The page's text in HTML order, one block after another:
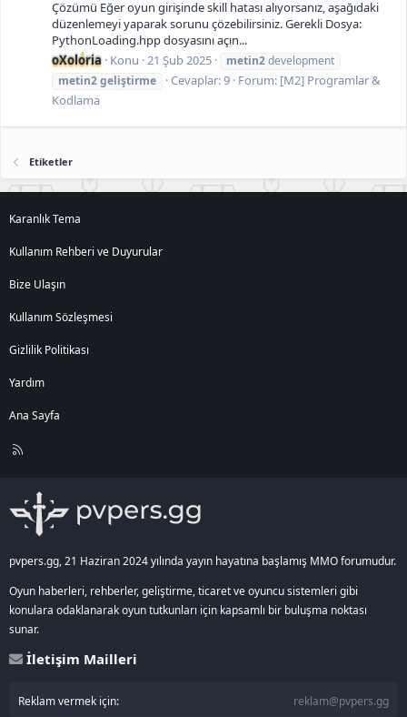
Çözümü Eğer oyun girişinde skill hatası alıyorsanız, aşağıdaki
düzenlemeyi yaparak sorunu çözebilirsiniz. Gerekli Dosya:
PythonLoading.hpp dosyasını açın...
oXoloria Konu 21 Şub 2025 metin2development
metin2geliştirme Cevaplar: 9 Forum: [M2] Programlar &
Kodlama
Etiketler
Karanlık Tema
Kullanım Rehberi ve Duyurular
Bize Ulaşın
Kullanım Sözleşmesi
Gizlilik Politikası
Yardım
Ana Sayfa
R
pvpers.gg, 21 Haziran 2024 yılında yayın hayatına başlamış MMO forumudur.
Oyun haberleri, rehberler, geliştirme, ticaret ve oyuncu sistemleri gibi
konulara odaklanarak oyun tutkunları için kapsamlı bir buluşma noktası
sunar.
İletişim Mailleri
Reklam vermek için: reklam@pvpers.gg